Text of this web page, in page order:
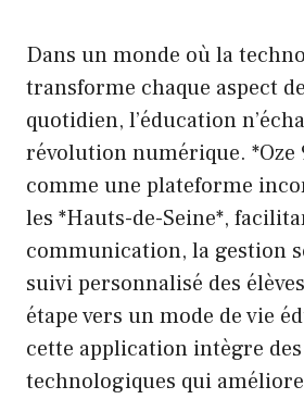
Dans un monde où la
transforme chaque aspect
quotidien, l’éducation
révolution numérique. *Oze
comme une plateforme
les *Hauts-de-Seine*,
communication, la gestion
suivi personnalisé des
étape vers un mode de vie
cette application intègre
technologiques qui